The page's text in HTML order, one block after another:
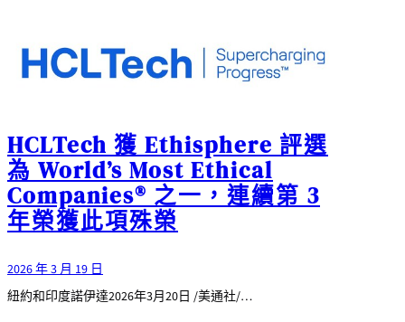
HCLTech 獲 Ethisphere 評選
為 World’s Most Ethical
Companies® 之一，連續第 3
年榮獲此項殊榮
2026 年 3 月 19 日
紐約和印度諾伊達2026年3月20日 /美通社/…